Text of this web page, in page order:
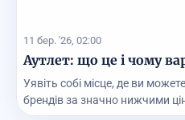
11 бер. '26, 02:00
Аутлет: що це і чому
Уявіть собі місце, де ви
брендів за значно нижчими